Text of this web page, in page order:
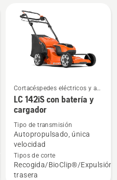
Ver
más
detalles
sobre
LC 142iS
con
batería
Cortacéspedes eléctricos y a
batería
LC 142iS con batería y
cargador
Tipo de transmisión
Autopropulsado, única
velocidad
Tipos de corte
Recogida/BioClip®/Expulsión
trasera